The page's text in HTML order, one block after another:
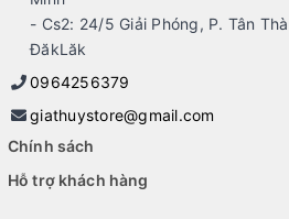
- Cs2: 24/5 Giải Phóng, P. Tân
ĐăkLăk
0964256379
giathuystore@gmail.com
Chính sách
Hỗ trợ khách hàng